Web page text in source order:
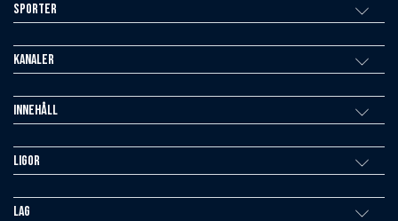
Sporter
Kanaler
Innehåll
Ligor
Lag